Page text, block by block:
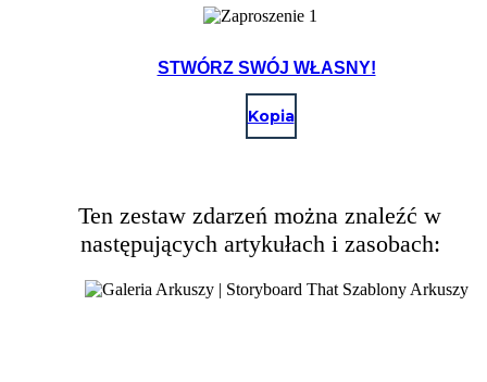
STWÓRZ SWÓJ WŁASNY!
Kopia
Ten zestaw zdarzeń można znaleźć w
następujących artykułach i zasobach: